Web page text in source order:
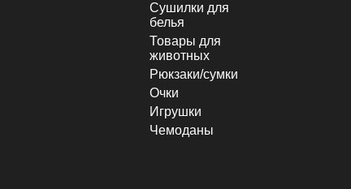
Сушилки для
белья
Товары для
животных
Рюкзаки/сумки
Очки
Игрушки
Чемоданы